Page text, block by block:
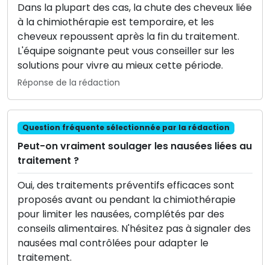
Dans la plupart des cas, la chute des cheveux liée
à la chimiothérapie est temporaire, et les
cheveux repoussent après la fin du traitement.
L'équipe soignante peut vous conseiller sur les
solutions pour vivre au mieux cette période.
Réponse de la rédaction
Question fréquente sélectionnée par la rédaction
Peut-on vraiment soulager les nausées liées au
traitement ?
Oui, des traitements préventifs efficaces sont
proposés avant ou pendant la chimiothérapie
pour limiter les nausées, complétés par des
conseils alimentaires. N'hésitez pas à signaler des
nausées mal contrôlées pour adapter le
traitement.